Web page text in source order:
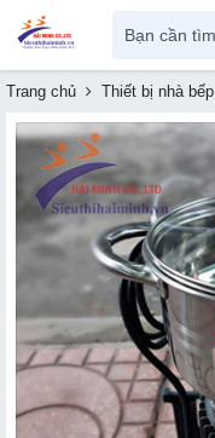
Trang chủ Thiết bị nhà bếp